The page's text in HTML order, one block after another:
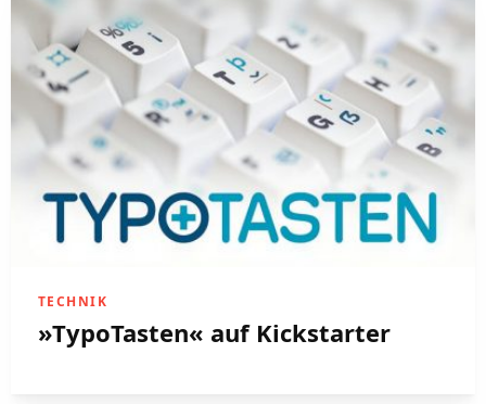
TECHNIK
»TypoTasten« auf Kickstarter